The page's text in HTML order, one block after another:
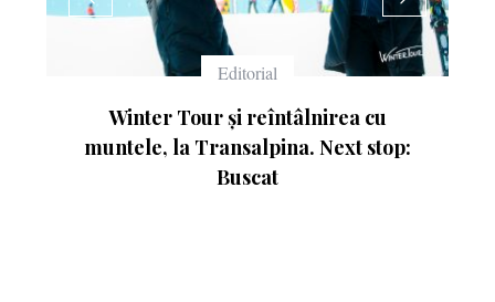
Echipament
Ce înseamnă numerele de pe schiuri